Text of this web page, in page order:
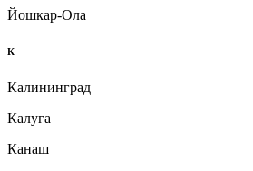
Йошкар-Ола
К
Калининград
Калуга
Канаш